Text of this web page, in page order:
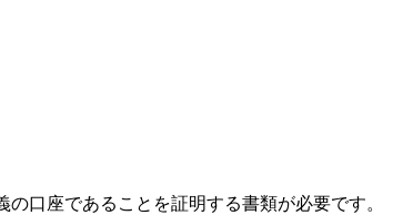
口座であることを証明する書類が必要です。